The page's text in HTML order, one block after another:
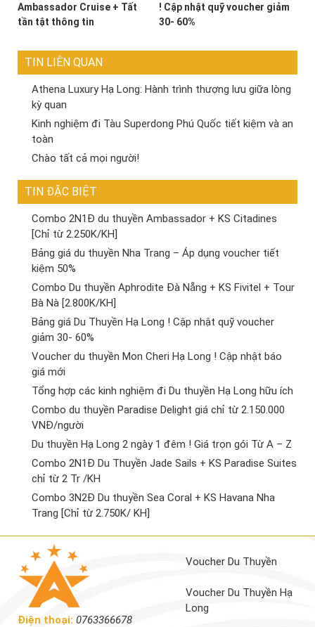
Ambassador Cruise + Tất
tần tật thông tin
! Cập nhật quỹ voucher giảm
30- 60%
TIN LIÊN QUAN
Athena Luxury Hạ Long: Hành trình thượng lưu giữa lòng
kỳ quan
Kinh nghiệm đi Tàu Superdong Phú Quốc tiết kiệm và an
toàn
Chào tất cả mọi người!
TIN ĐẶC BIỆT
Combo 2N1Đ du thuyền Ambassador + KS Citadines
[Chỉ từ 2.250K/KH]
Bảng giá du thuyền Nha Trang – Áp dụng voucher tiết
kiệm 50%
Combo Du thuyền Aphrodite Đà Nẵng + KS Fivitel + Tour
Bà Nà [2.800K/KH]
Bảng giá Du Thuyền Hạ Long ! Cập nhật quỹ voucher
giảm 30- 60%
Voucher du thuyền Mon Cheri Hạ Long ! Cập nhật báo
giá mới
Tổng hợp các kinh nghiệm đi Du thuyền Hạ Long hữu ích
Combo du thuyền Paradise Delight giá chỉ từ 2.150.000
VNĐ/người
Du thuyền Hạ Long 2 ngày 1 đêm ! Giá trọn gói Từ A – Z
Combo 2N1Đ Du Thuyền Jade Sails + KS Paradise Suites
chỉ từ 2 Tr /KH
Combo 3N2Đ Du thuyền Sea Coral + KS Havana Nha
Trang [Chỉ từ 2.750K/ KH]
Điện thoại: 0763366678
Voucher Du Thuyền
Voucher Du Thuyền Hạ
Long